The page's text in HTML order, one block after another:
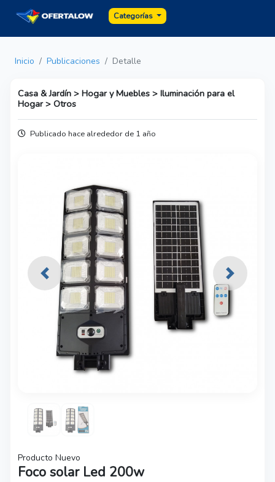
Categorías
Inicio Publicaciones Detalle
Casa & Jardín > Hogar y Muebles > Iluminación para el
Hogar > Otros
Publicado hace alrededor de 1 año
Previous Next
Producto Nuevo
Foco solar Led 200w